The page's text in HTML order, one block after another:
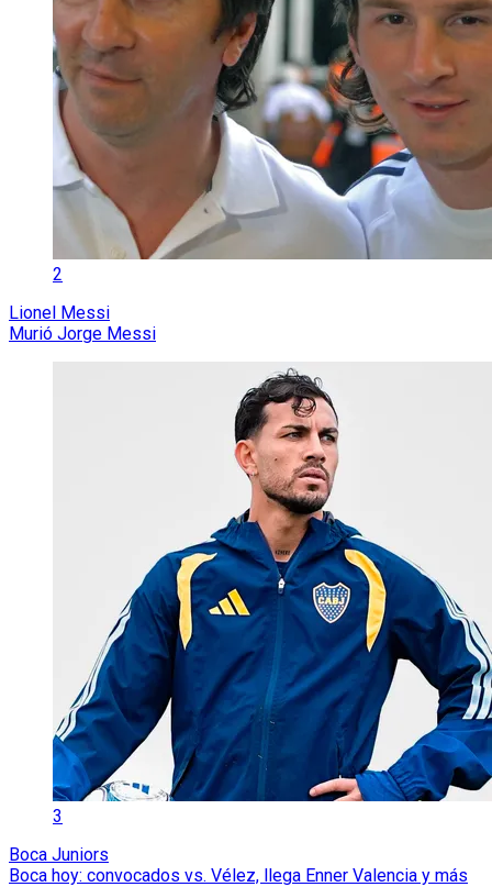
2
Lionel Messi
Murió Jorge Messi
3
Boca Juniors
Boca hoy: convocados vs. Vélez, llega Enner Valencia y más